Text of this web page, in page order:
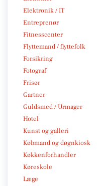
Elektronik / IT
Entreprenør
Fitnesscenter
Flyttemand / flyttefolk
Forsikring
Fotograf
Frisør
Gartner
Guldsmed / Urmager
Hotel
Kunst og galleri
Købmand og døgnkiosk
Køkkenforhandler
Køreskole
Læge